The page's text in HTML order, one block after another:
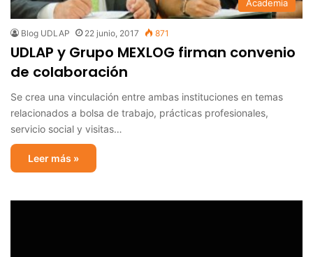
Academia
Blog UDLAP 22 junio, 2017 871
UDLAP y Grupo MEXLOG firman convenio
de colaboración
Se crea una vinculación entre ambas instituciones en temas
relacionados a bolsa de trabajo, prácticas profesionales,
servicio social y visitas…
Leer más »